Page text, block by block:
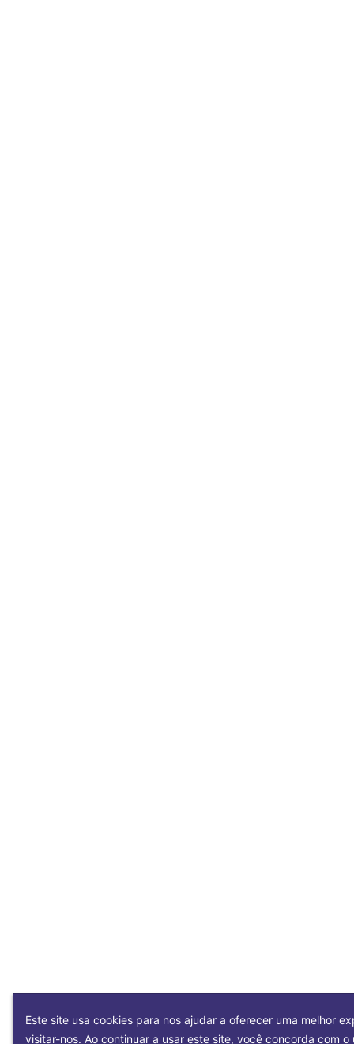
Este site usa cookies para nos ajudar a oferecer uma melhor
visitar-nos. Ao continuar a usar este site, você concorda com o